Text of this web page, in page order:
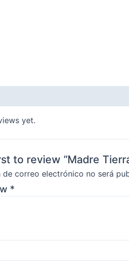
yet.
to review “Madre
de correo electrónico no será
*